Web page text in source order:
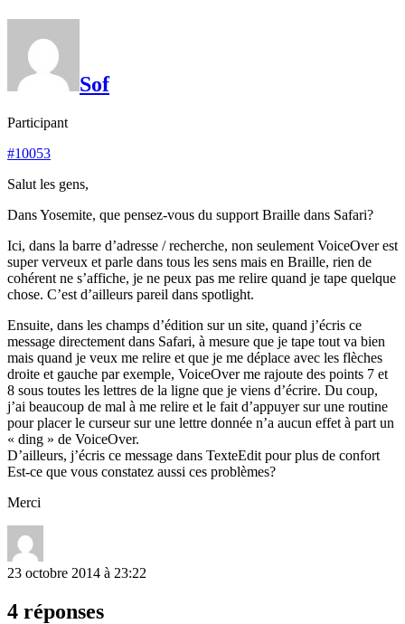
Sof
Participant
#10053
Salut les gens,
Dans Yosemite, que pensez-vous du support Braille dans Safari?
Ici, dans la barre d’adresse / recherche, non seulement VoiceOver est
super verveux et parle dans tous les sens mais en Braille, rien de
cohérent ne s’affiche, je ne peux pas me relire quand je tape quelque
chose. C’est d’ailleurs pareil dans spotlight.
Ensuite, dans les champs d’édition sur un site, quand j’écris ce
message directement dans Safari, à mesure que je tape tout va bien
mais quand je veux me relire et que je me déplace avec les flèches
droite et gauche par exemple, VoiceOver me rajoute des points 7 et
8 sous toutes les lettres de la ligne que je viens d’écrire. Du coup,
j’ai beaucoup de mal à me relire et le fait d’appuyer sur une routine
pour placer le curseur sur une lettre donnée n’a aucun effet à part un
« ding » de VoiceOver.
D’ailleurs, j’écris ce message dans TexteEdit pour plus de confort
Est-ce que vous constatez aussi ces problèmes?
Merci
23 octobre 2014 à 23:22
4 réponses